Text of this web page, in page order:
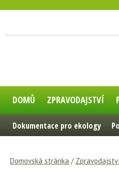
DOMŮ ZPRAVODAJSTVÍ
Dokumentace pro ekology
Domovská stránka /